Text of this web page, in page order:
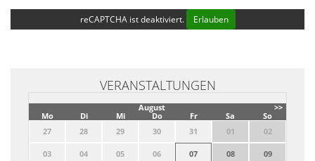
reCAPTCHA ist deaktiviert. Erlauben
VERANSTALTUNGEN
>>
August
Mo
Di Mi Do Fr Sa
So
27
28 29 30 31 01 02
03 04 05 06 07 08 09